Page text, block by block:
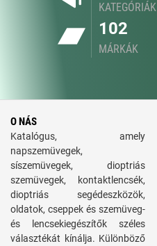
KATEGÓRIÁK
102
MÁRKÁK
O NÁS
Katalógus, amely
napszemüvegek,
síszemüvegek, dioptriás
szemüvegek, kontaktlencsék,
dioptriás segédeszközök,
oldatok, cseppek és szemüveg-
és lencsekiegészítők széles
választékát kínálja. Különböző